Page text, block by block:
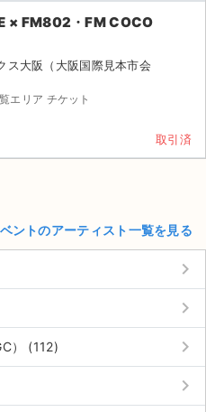
× FM802・FM COCO
大阪（大阪国際見本市会
エリア チケット
取引済
ントのアーティスト一覧を見る
keyboard_arrow_right
keyboard_arrow_right
） (112) keyboard_arrow_right
keyboard_arrow_right